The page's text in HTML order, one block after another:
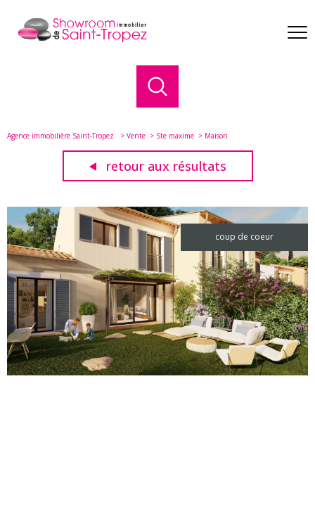
Agence immobilière Saint-Tropez Vente Ste maxime Maison
retour aux résultats
coup de coeur